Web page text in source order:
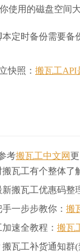
使用的磁盘空间
定时备份需要备
快照： 搬瓦工API
考搬瓦工中文网
搬瓦工有个整体了
新搬瓦工优惠码整
一步步教你： 搬
加速全教程： 搬瓦
搬瓦工补货通知群(